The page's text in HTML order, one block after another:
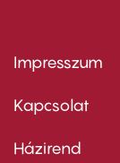
Footer
first
Impresszum
Kapcsolat
Footer
Házirend